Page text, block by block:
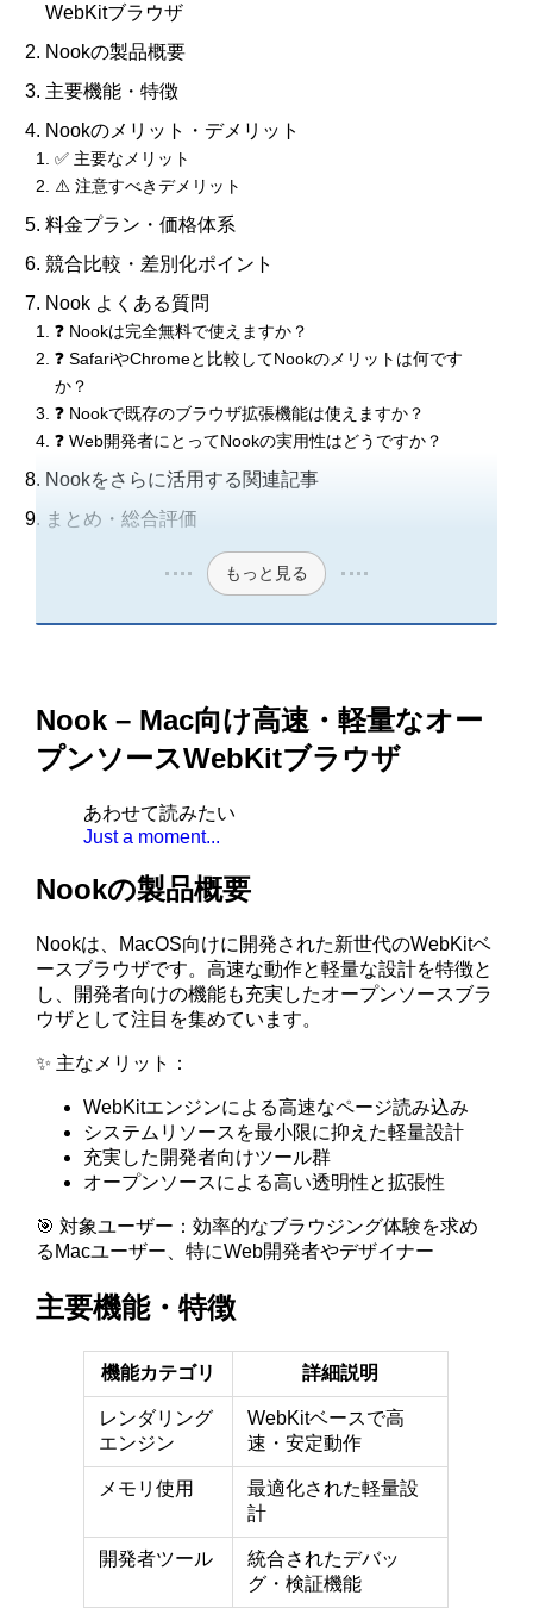
WebKitブラウザ
Nookの製品概要
主要機能・特徴
Nookのメリット・デメリット
✅ 主要なメリット
⚠️ 注意すべきデメリット
料金プラン・価格体系
競合比較・差別化ポイント
Nook よくある質問
❓ Nookは完全無料で使えますか？
❓ SafariやChromeと比較してNookのメリットは何です
か？
❓ Nookで既存のブラウザ拡張機能は使えますか？
❓ Web開発者にとってNookの実用性はどうですか？
Nookをさらに活用する関連記事
まとめ・総合評価
もっと見る
Nook – Mac向け高速・軽量なオー
プンソースWebKitブラウザ
あわせて読みたい
Just a moment...
Nookの製品概要
Nookは、MacOS向けに開発された新世代のWebKitベ
ースブラウザです。高速な動作と軽量な設計を特徴と
し、開発者向けの機能も充実したオープンソースブラ
ウザとして注目を集めています。
✨ 主なメリット：
WebKitエンジンによる高速なページ読み込み
システムリソースを最小限に抑えた軽量設計
充実した開発者向けツール群
オープンソースによる高い透明性と拡張性
🎯 対象ユーザー：効率的なブラウジング体験を求め
るMacユーザー、特にWeb開発者やデザイナー
主要機能・特徴
機能カテゴリ 詳細説明
レンダリング
エンジン
WebKitベースで高
速・安定動作
メモリ使用
最適化された軽量設
計
開発者ツール
統合されたデバッ
グ・検証機能